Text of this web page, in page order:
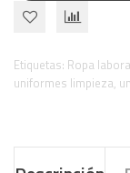
Etiquetas: Ropa
uniformes limpieza,